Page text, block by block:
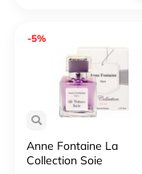
-5%
Anne Fontaine La
Collection Soie